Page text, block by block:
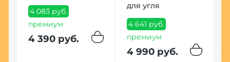
4 083 руб.
премиум
4 390 руб.
для угля
4 641 руб.
премиум
4 990 руб.